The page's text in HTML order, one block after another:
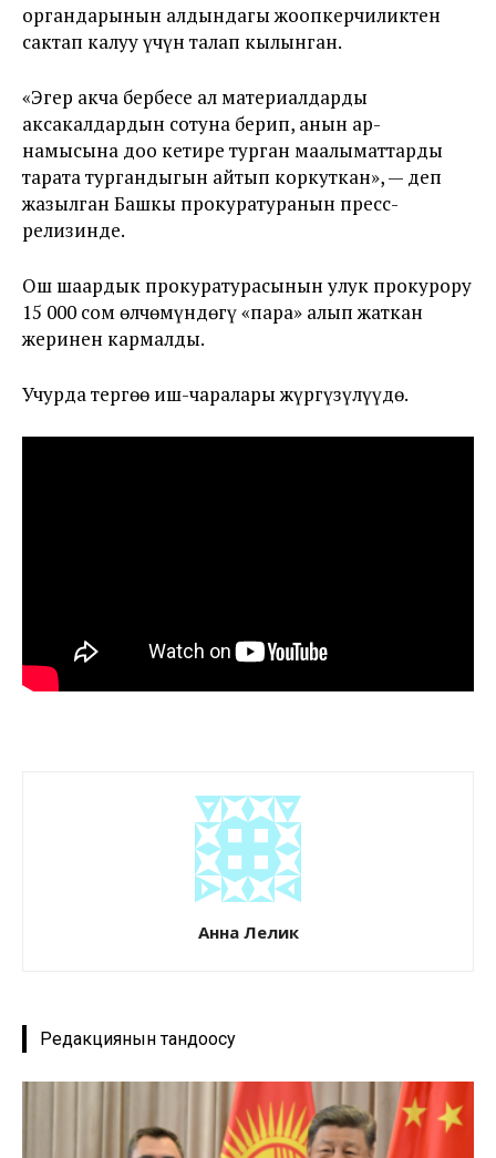
органдарынын алдындагы жоопкерчиликтен
сактап калуу үчүн талап кылынган.
«Эгер акча бербесе ал материалдарды
аксакалдардын сотуна берип, анын ар-
намысына доо кетире турган маалыматтарды
тарата тургандыгын айтып коркуткан», — деп
жазылган Башкы прокуратуранын пресс-
релизинде.
Ош шаардык прокуратурасынын улук прокурору
15 000 сом өлчөмүндөгү «пара» алып жаткан
жеринен кармалды.
Учурда тергөө иш-чаралары жүргүзүлүүдө.
Анна Лелик
Редакциянын тандоосу